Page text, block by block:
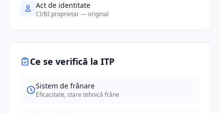
Act de identitate
CI/BI proprietar — original
Ce se verifică la ITP
Sistem de frânare
Eficacitate, stare tehnică frâne